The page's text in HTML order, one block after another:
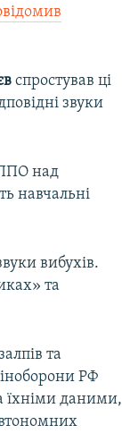
спростував ці
звуки
ППО над
навчальні
вибухів.
та
та
РФ
їхніми даними,